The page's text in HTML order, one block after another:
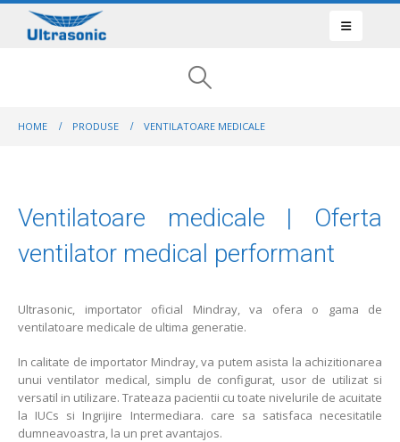
HOME PRODUSE VENTILATOARE MEDICALE
Ventilatoare medicale | Oferta
ventilator medical performant
Ultrasonic, importator oficial Mindray, va ofera o gama de
ventilatoare medicale de ultima generatie.
In calitate de importator Mindray, va putem asista la achizitionarea
unui ventilator medical, simplu de configurat, usor de utilizat si
versatil in utilizare. Trateaza pacientii cu toate nivelurile de acuitate
la IUCs si Ingrijire Intermediara. care sa satisfaca necesitatile
dumneavoastra, la un pret avantajos.